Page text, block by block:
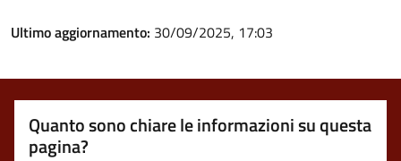
Ultimo aggiornamento: 30/09/2025, 17:03
Quanto sono chiare le informazioni su questa
pagina?